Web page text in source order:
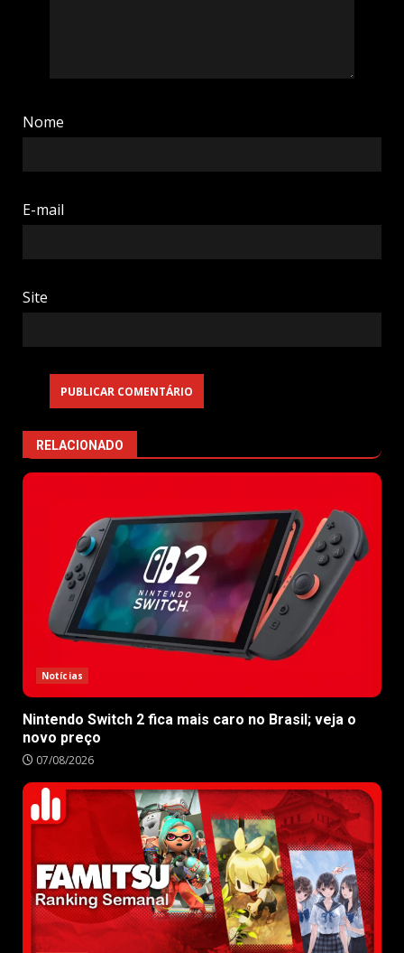
Nome
E-mail
Site
RELACIONADO
Notícias
Nintendo Switch 2 fica mais caro no Brasil; veja o
novo preço
07/08/2026